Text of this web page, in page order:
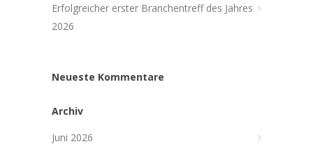
Erfolgreicher erster Branchentreff des Jahres
2026
Neueste Kommentare
Archiv
Juni 2026